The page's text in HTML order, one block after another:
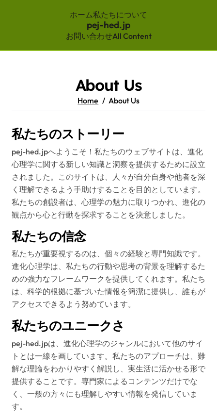
ホーム私たちについて
pej-hed.jp
お問い合わせAll Content
About Us
Home About Us
私たちのストーリー
pej-hed.jpへようこそ！私たちのウェブサイトは、進化
心理学に関する新しい知識と洞察を提供するために設立
されました。このサイトは、人々が自分自身や他者を深
く理解できるよう手助けすることを目的としています。
私たちの創設者は、心理学の魅力に取りつかれ、進化の
観点から心と行動を探求することを決意しました。
私たちの信念
私たちが重要視するのは、個々の経験と専門知識です。
進化心理学は、私たちの行動や思考の背景を理解するた
めの強力なフレームワークを提供してくれます。私たち
は、科学的根拠に基づいた情報を簡潔に提供し、誰もが
アクセスできるよう努めています。
私たちのユニークさ
pej-hed.jpは、進化心理学のジャンルにおいて他のサイ
トとは一線を画しています。私たちのアプローチは、難
解な理論をわかりやすく解説し、実生活に活かせる形で
提供することです。専門家によるコンテンツだけでな
く、一般の方々にも理解しやすい情報を発信していま
す。